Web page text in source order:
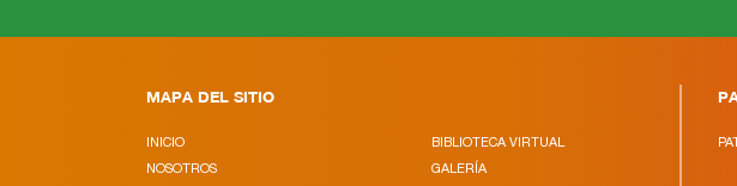
MAPA DEL SITIO
INICIO
NOSOTROS
BIBLIOTECA VIRTUAL
GALERÍA